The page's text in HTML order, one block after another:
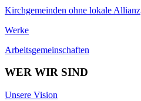
Kirchgemeinden ohne lokale Allianz
Werke
Arbeitsgemeinschaften
WER WIR SIND
Unsere Vision